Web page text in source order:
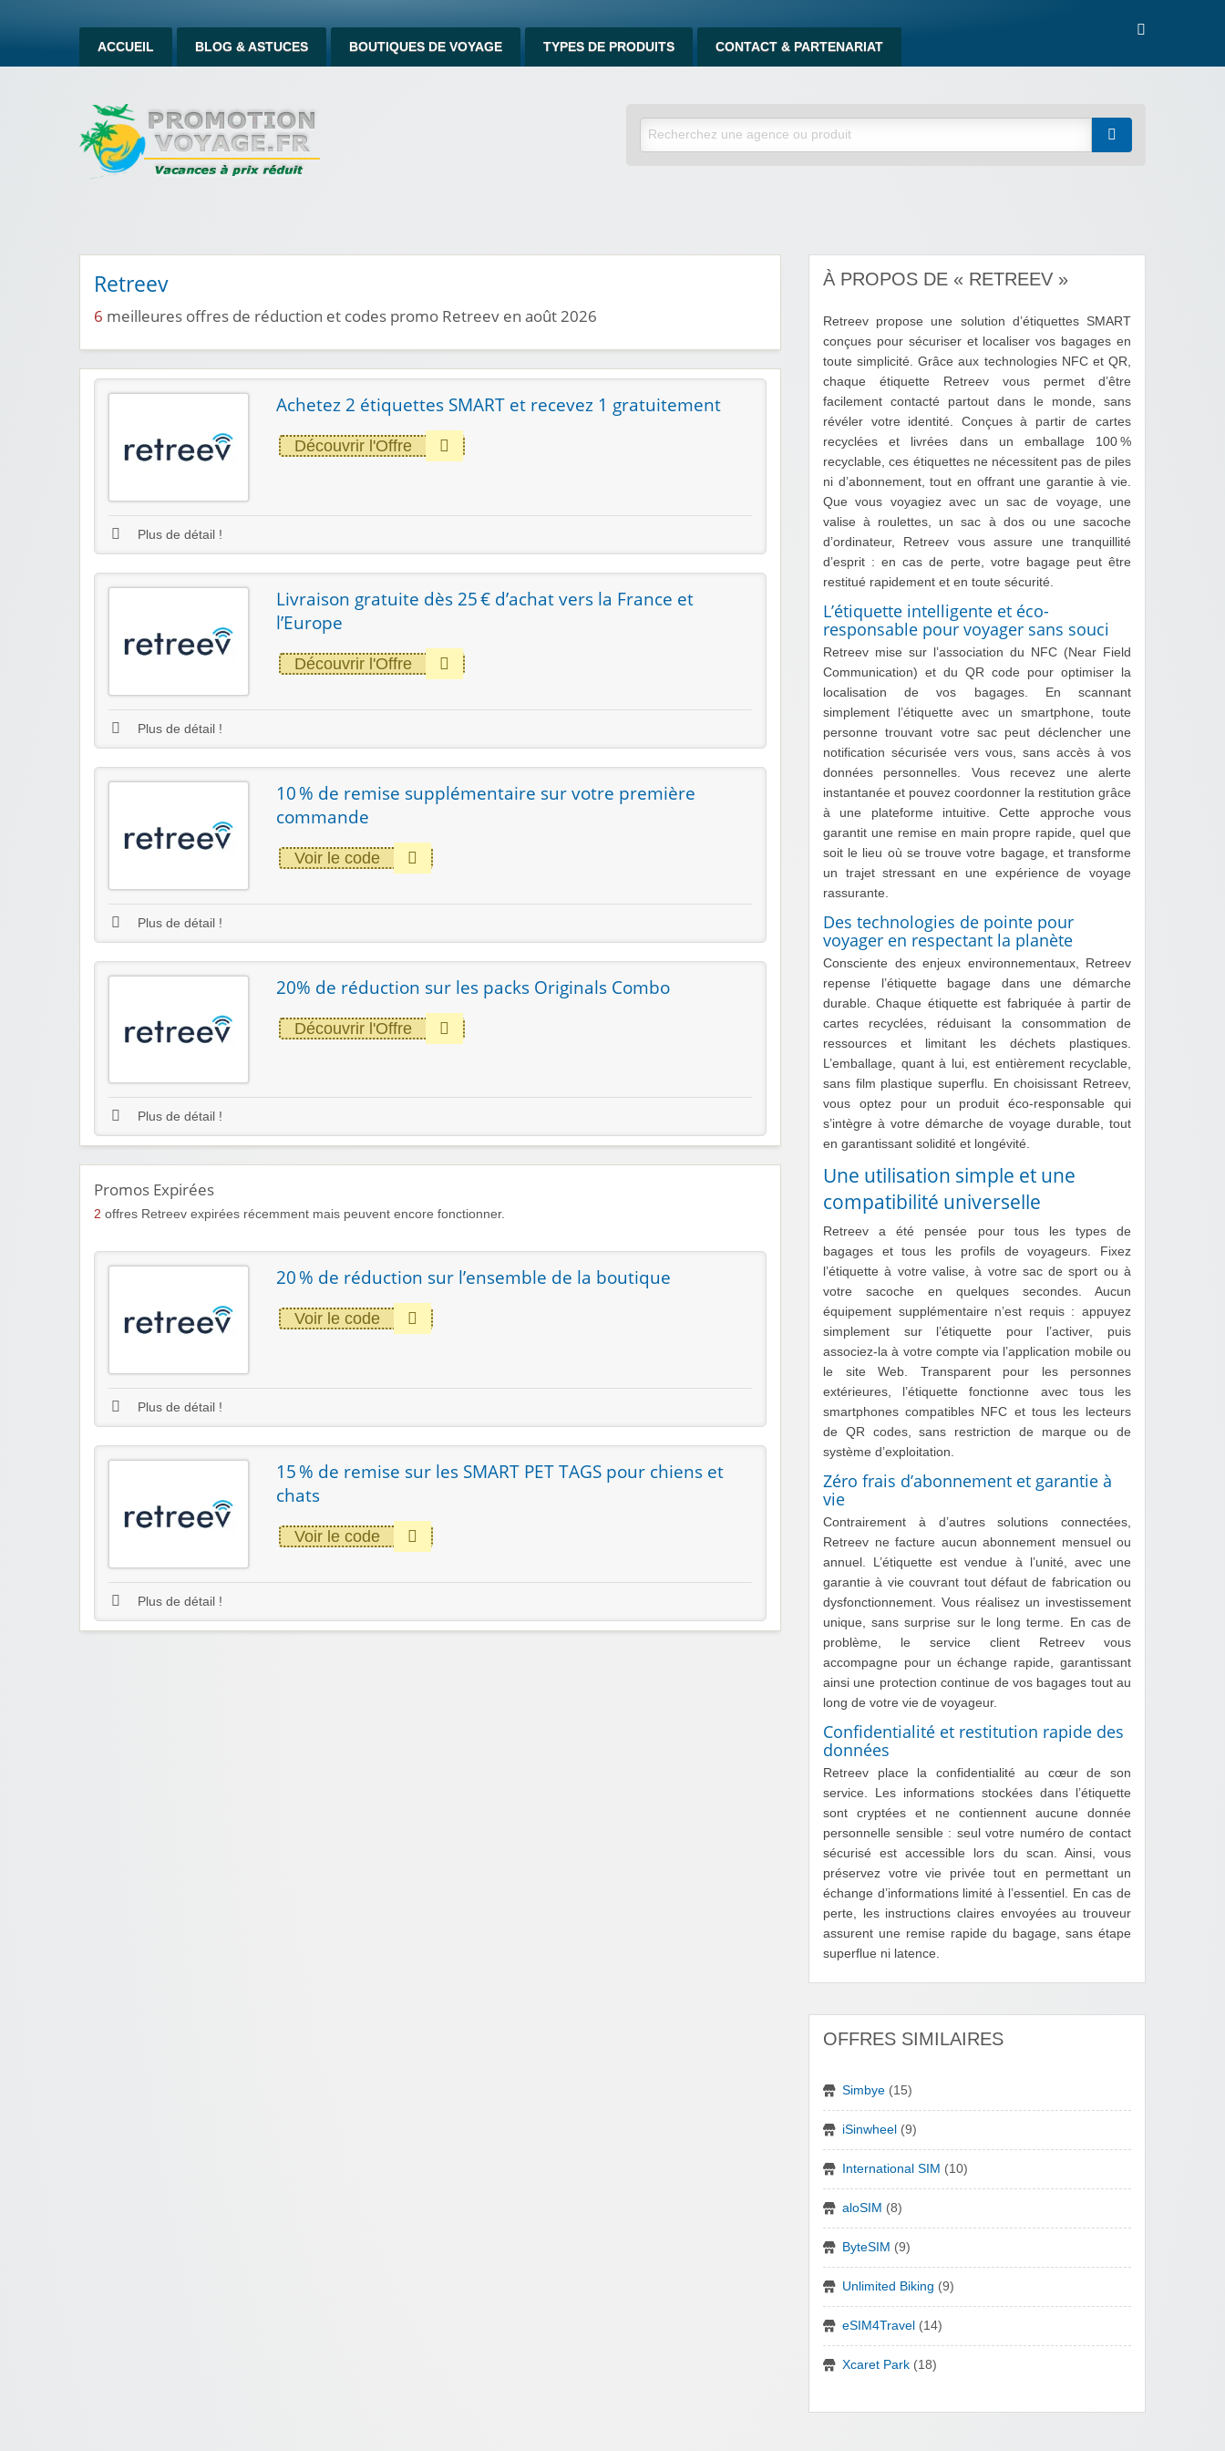
ACCUEIL BLOG & ASTUCES BOUTIQUES DE VOYAGE TYPES DE PRODUITS CONTACT & PARTENARIAT
Retreev
6 meilleures offres de réduction et codes promo Retreev en août 2026
Achetez 2 étiquettes SMART et recevez 1 gratuitement
Découvrir l'Offre
Plus de détail !
Livraison gratuite dès 25 € d’achat vers la France et
l’Europe
Découvrir l'Offre
Plus de détail !
10 % de remise supplémentaire sur votre première
commande
Voir le code
Plus de détail !
20% de réduction sur les packs Originals Combo
Découvrir l'Offre
Plus de détail !
Promos Expirées
2 offres Retreev expirées récemment mais peuvent encore fonctionner.
20 % de réduction sur l’ensemble de la boutique
Voir le code
Plus de détail !
15 % de remise sur les SMART PET TAGS pour chiens et
chats
Voir le code
Plus de détail !
À PROPOS DE « RETREEV »
Retreev propose une solution d’étiquettes SMART
conçues pour sécuriser et localiser vos bagages en
toute simplicité. Grâce aux technologies NFC et QR,
chaque étiquette Retreev vous permet d’être
facilement contacté partout dans le monde, sans
révéler votre identité. Conçues à partir de cartes
recyclées et livrées dans un emballage 100 %
recyclable, ces étiquettes ne nécessitent pas de piles
ni d’abonnement, tout en offrant une garantie à vie.
Que vous voyagiez avec un sac de voyage, une
valise à roulettes, un sac à dos ou une sacoche
d’ordinateur, Retreev vous assure une tranquillité
d’esprit : en cas de perte, votre bagage peut être
restitué rapidement et en toute sécurité.
L’étiquette intelligente et éco-
responsable pour voyager sans souci
Retreev mise sur l’association du NFC (Near Field
Communication) et du QR code pour optimiser la
localisation de vos bagages. En scannant
simplement l’étiquette avec un smartphone, toute
personne trouvant votre sac peut déclencher une
notification sécurisée vers vous, sans accès à vos
données personnelles. Vous recevez une alerte
instantanée et pouvez coordonner la restitution grâce
à une plateforme intuitive. Cette approche vous
garantit une remise en main propre rapide, quel que
soit le lieu où se trouve votre bagage, et transforme
un trajet stressant en une expérience de voyage
rassurante.
Des technologies de pointe pour
voyager en respectant la planète
Consciente des enjeux environnementaux, Retreev
repense l’étiquette bagage dans une démarche
durable. Chaque étiquette est fabriquée à partir de
cartes recyclées, réduisant la consommation de
ressources et limitant les déchets plastiques.
L’emballage, quant à lui, est entièrement recyclable,
sans film plastique superflu. En choisissant Retreev,
vous optez pour un produit éco-responsable qui
s’intègre à votre démarche de voyage durable, tout
en garantissant solidité et longévité.
Une utilisation simple et une
compatibilité universelle
Retreev a été pensée pour tous les types de
bagages et tous les profils de voyageurs. Fixez
l’étiquette à votre valise, à votre sac de sport ou à
votre sacoche en quelques secondes. Aucun
équipement supplémentaire n’est requis : appuyez
simplement sur l’étiquette pour l’activer, puis
associez-la à votre compte via l’application mobile ou
le site Web. Transparent pour les personnes
extérieures, l’étiquette fonctionne avec tous les
smartphones compatibles NFC et tous les lecteurs
de QR codes, sans restriction de marque ou de
système d’exploitation.
Zéro frais d’abonnement et garantie à
vie
Contrairement à d’autres solutions connectées,
Retreev ne facture aucun abonnement mensuel ou
annuel. L’étiquette est vendue à l’unité, avec une
garantie à vie couvrant tout défaut de fabrication ou
dysfonctionnement. Vous réalisez un investissement
unique, sans surprise sur le long terme. En cas de
problème, le service client Retreev vous
accompagne pour un échange rapide, garantissant
ainsi une protection continue de vos bagages tout au
long de votre vie de voyageur.
Confidentialité et restitution rapide des
données
Retreev place la confidentialité au cœur de son
service. Les informations stockées dans l’étiquette
sont cryptées et ne contiennent aucune donnée
personnelle sensible : seul votre numéro de contact
sécurisé est accessible lors du scan. Ainsi, vous
préservez votre vie privée tout en permettant un
échange d’informations limité à l’essentiel. En cas de
perte, les instructions claires envoyées au trouveur
assurent une remise rapide du bagage, sans étape
superflue ni latence.
OFFRES SIMILAIRES
Simbye (15)
iSinwheel (9)
International SIM (10)
aloSIM (8)
ByteSIM (9)
Unlimited Biking (9)
eSIM4Travel (14)
Xcaret Park (18)